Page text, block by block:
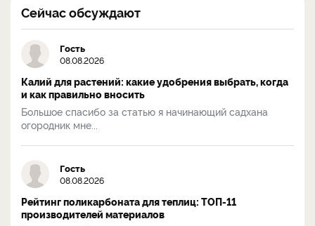
Сейчас обсуждают
Гость
08.08.2026
Калий для растений: какие удобрения выбрать, когда
и как правильно вносить
Большое спасибо за статью я начинающий садхана
огородник мне...
Гость
08.08.2026
Рейтинг поликарбоната для теплиц: ТОП-11
производителей материалов